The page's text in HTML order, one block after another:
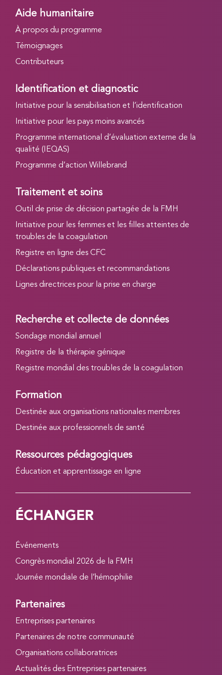
Aide humanitaire
À propos du programme
Témoignages
Contributeurs
Identification et diagnostic
Initiative pour la sensibilisation et l’identification
Initiative pour les pays moins avancés
Programme international d’évaluation externe de la
qualité (IEQAS)
Programme d’action Willebrand
Traitement et soins
Outil de prise de décision partagée de la FMH
Initiative pour les femmes et les filles atteintes de
troubles de la coagulation
Registre en ligne des CFC
Déclarations publiques et recommandations
Lignes directrices pour la prise en charge
Recherche et collecte de données
Sondage mondial annuel
Registre de la thérapie génique
Registre mondial des troubles de la coagulation
Formation
Destinée aux organisations nationales membres
Destinée aux professionnels de santé
Ressources pédagogiques
Éducation et apprentissage en ligne
ÉCHANGER
Événements
Congrès mondial 2026 de la FMH
Journée mondiale de l’hémophilie
Partenaires
Entreprises partenaires
Partenaires de notre communauté
Organisations collaboratrices
Actualités des Entreprises partenaires